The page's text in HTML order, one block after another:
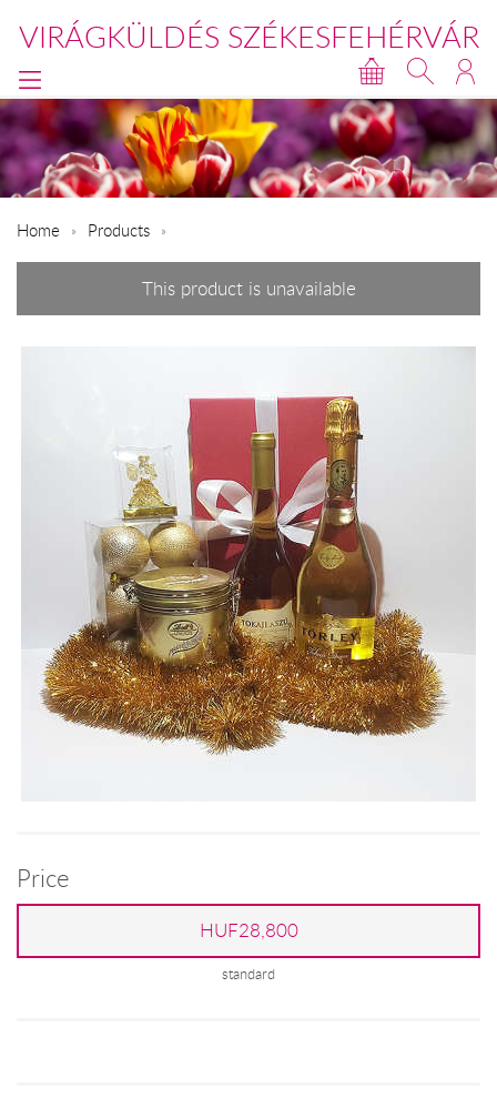
VIRÁGKÜLDÉS SZÉKESFEHÉRVÁR
Home Products
This product is unavailable
Price
HUF28,800
standard